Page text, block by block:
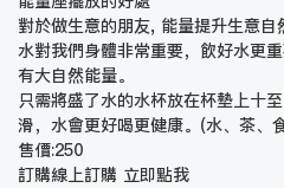
對於做生意的朋友, 能量提升生意
水對我們身體非常重要，飲好水更
有大自然能量。
只需將盛了水的水杯放在杯墊上十
滑，水會更好喝更健康。(水、茶、
售價:250
訂購線上訂購 立即點我